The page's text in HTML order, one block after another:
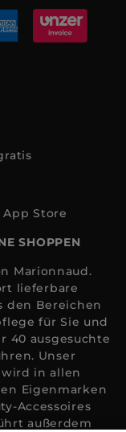
SHOPPEN
Marionnaud.
lieferbare
den Bereichen
für Sie und
40 ausgesuchte
Unser
in allen
Eigenmarken
Accessoires
außerdem